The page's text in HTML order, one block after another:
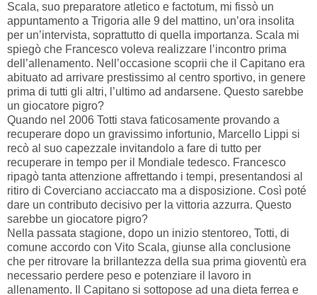
Scala, suo preparatore atletico e factotum, mi fissò un
appuntamento a Trigoria alle 9 del mattino, un’ora insolita
per un’intervista, soprattutto di quella importanza. Scala mi
spiegò che Francesco voleva realizzare l’incontro prima
dell’allenamento. Nell’occasione scoprii che il Capitano era
abituato ad arrivare prestissimo al centro sportivo, in genere
prima di tutti gli altri, l’ultimo ad andarsene. Questo sarebbe
un giocatore pigro?
Quando nel 2006 Totti stava faticosamente provando a
recuperare dopo un gravissimo infortunio, Marcello Lippi si
recò al suo capezzale invitandolo a fare di tutto per
recuperare in tempo per il Mondiale tedesco. Francesco
ripagò tanta attenzione affrettando i tempi, presentandosi al
ritiro di Coverciano acciaccato ma a disposizione. Così poté
dare un contributo decisivo per la vittoria azzurra. Questo
sarebbe un giocatore pigro?
Nella passata stagione, dopo un inizio stentoreo, Totti, di
comune accordo con Vito Scala, giunse alla conclusione
che per ritrovare la brillantezza della sua prima gioventù era
necessario perdere peso e potenziare il lavoro in
allenamento. Il Capitano si sottopose ad una dieta ferrea e